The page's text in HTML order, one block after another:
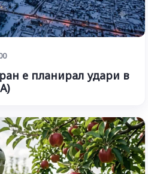
е планирал удари в